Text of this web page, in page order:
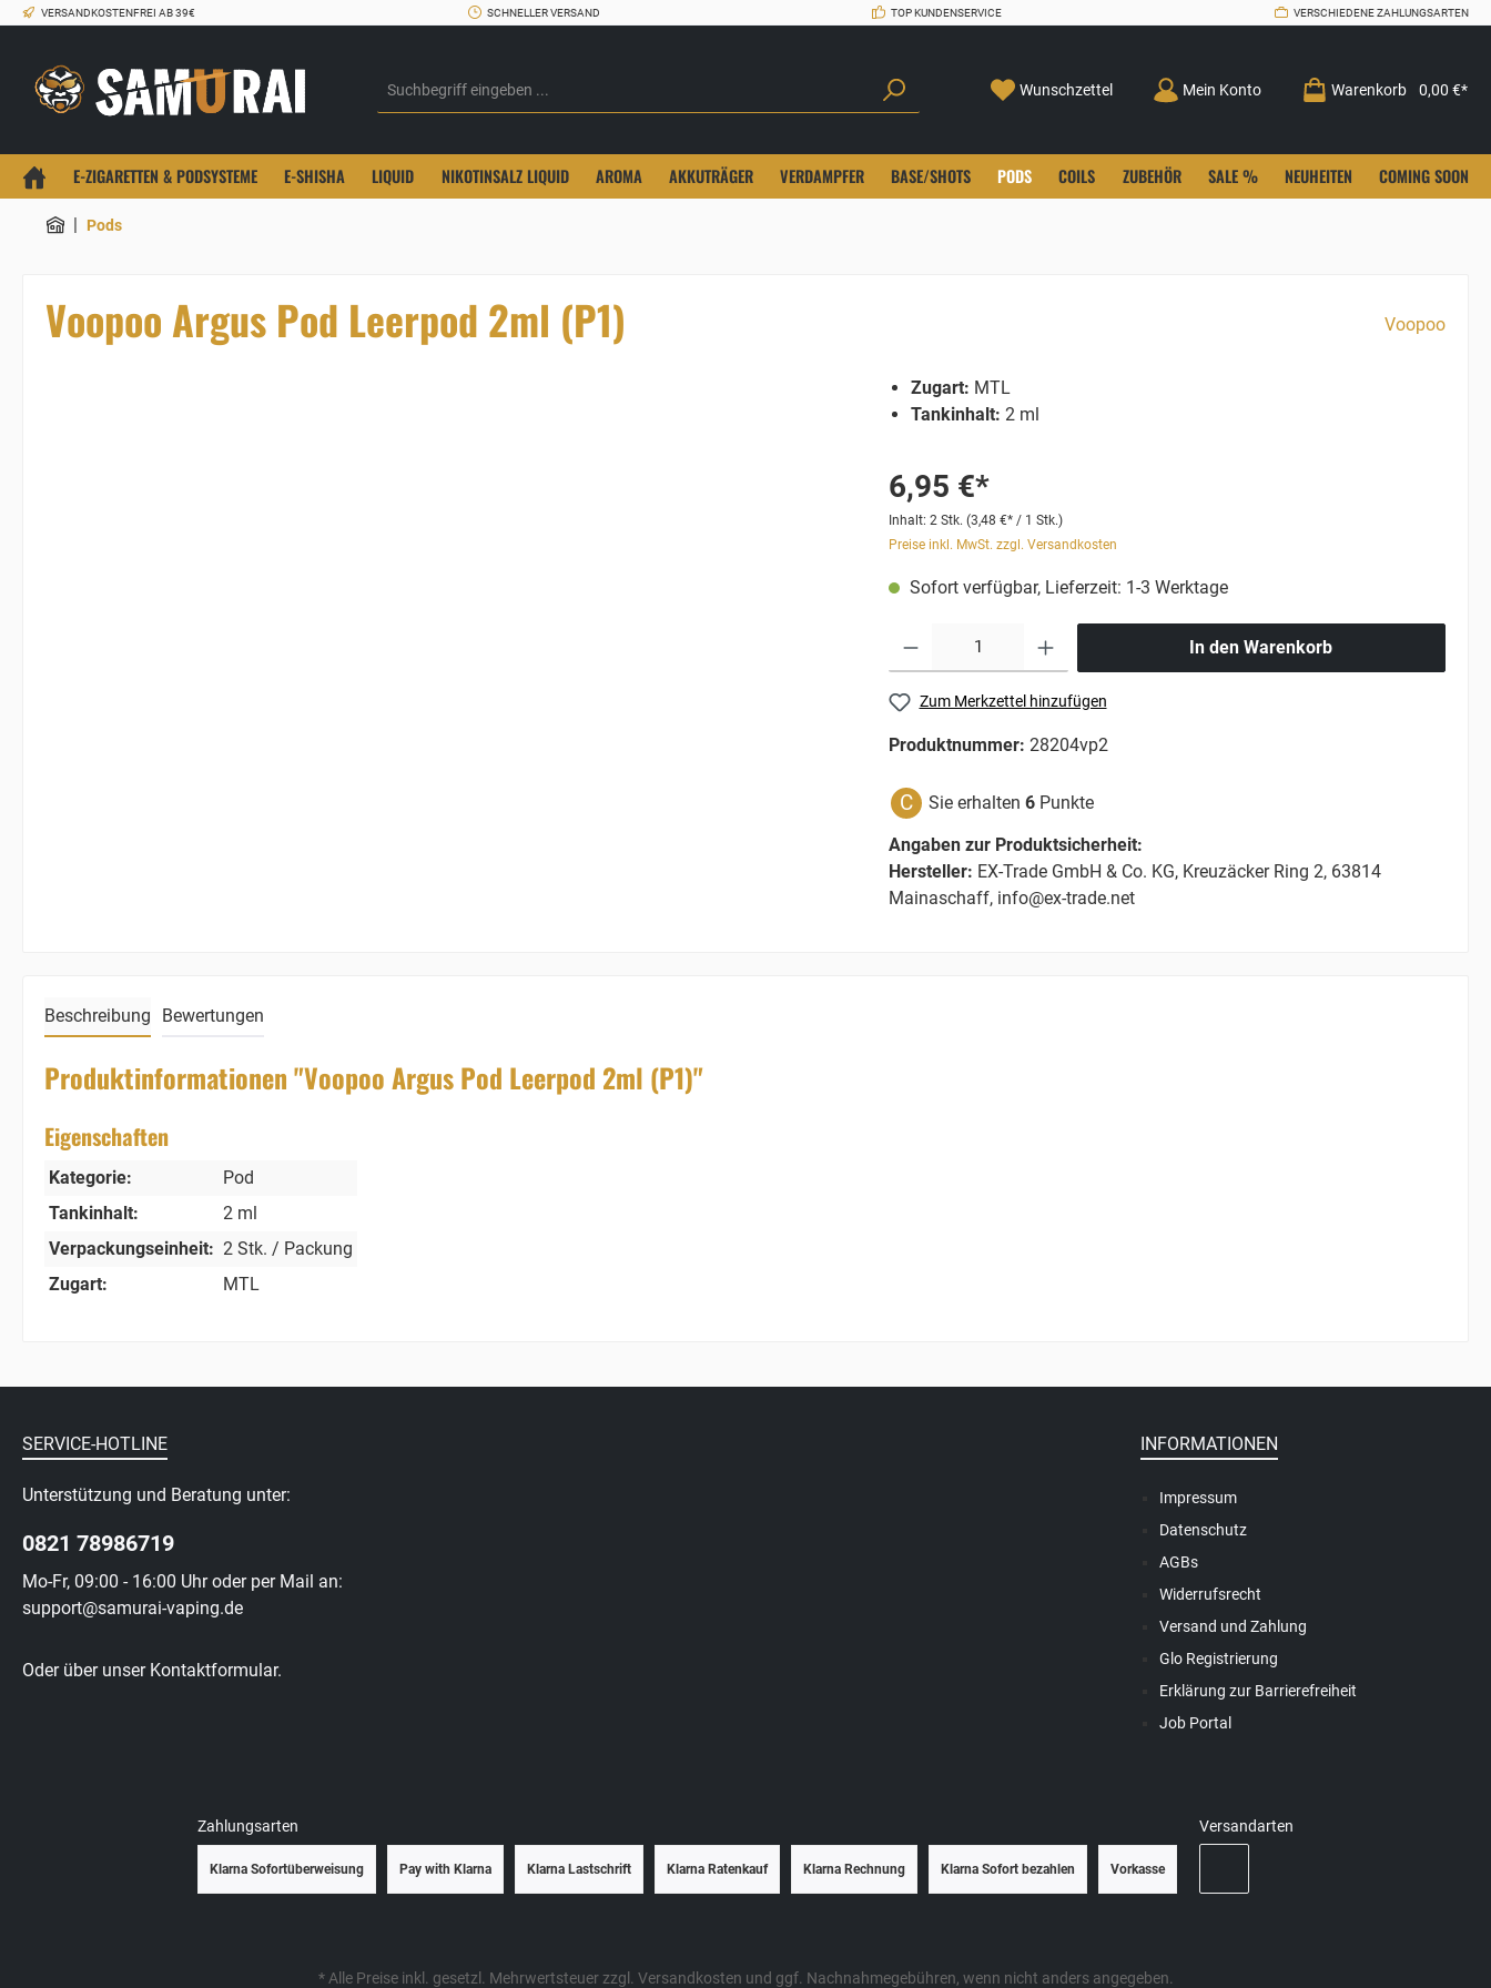
VERSANDKOSTENFREI AB 39€ SCHNELLER VERSAND TOP KUNDENSERVICE VERSCHIEDENE ZAHLUNGSARTEN
Wunschzettel Mein Konto Warenkorb 0,00 €*
E-ZIGARETTEN & PODSYSTEME E-SHISHA LIQUID NIKOTINSALZ LIQUID AROMA AKKUTRÄGER VERDAMPFER BASE/SHOTS PODS COILS ZUBEHÖR SALE % NEUHEITEN COMING SOON
| Pods
Voopoo Argus Pod Leerpod 2ml (P1) Voopoo
Zugart: MTL
Tankinhalt: 2 ml
6,95 €*
Inhalt: 2 Stk. (3,48 €* / 1 Stk.)
Preise inkl. MwSt. zzgl. Versandkosten
Sofort verfügbar, Lieferzeit: 1-3 Werktage
In den Warenkorb
Zum Merkzettel hinzufügen
Produktnummer: 28204vp2
C Sie erhalten 6 Punkte
Angaben zur Produktsicherheit:
Hersteller: EX-Trade GmbH & Co. KG, Kreuzäcker Ring 2, 63814
Mainaschaff, info@ex-trade.net
Beschreibung Bewertungen
Produktinformationen "Voopoo Argus Pod Leerpod 2ml (P1)"
Eigenschaften
Kategorie:
Pod
Tankinhalt:
2 ml
Verpackungseinheit: 2 Stk. / Packung
Zugart:
MTL
SERVICE-HOTLINE
Unterstützung und Beratung unter:
0821 78986719
Mo-Fr, 09:00 - 16:00 Uhr oder per Mail an:
support@samurai-vaping.de
Oder über unser Kontaktformular.
INFORMATIONEN
Impressum
Datenschutz
AGBs
Widerrufsrecht
Versand und Zahlung
Glo Registrierung
Erklärung zur Barrierefreiheit
Job Portal
Zahlungsarten
Klarna Sofortüberweisung Pay with Klarna Klarna Lastschrift Klarna Ratenkauf Klarna Rechnung Klarna Sofort bezahlen Vorkasse
Versandarten
* Alle Preise inkl. gesetzl. Mehrwertsteuer zzgl. Versandkosten und ggf. Nachnahmegebühren, wenn nicht anders angegeben.